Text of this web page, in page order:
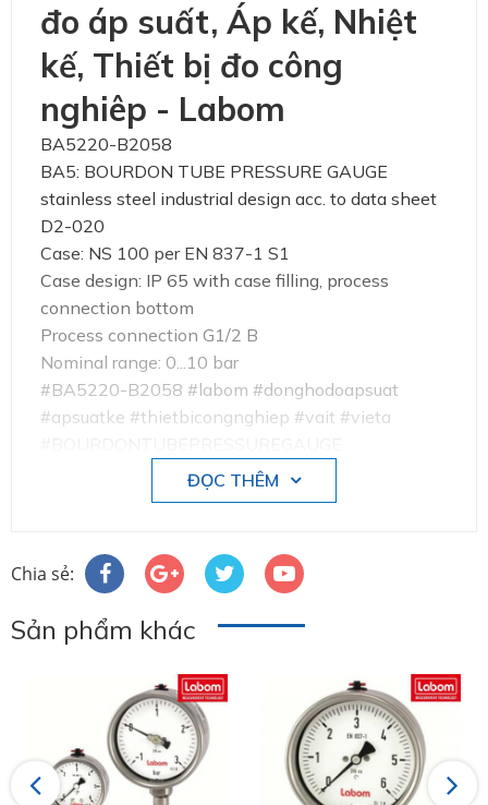
đo áp suất, Áp kế, Nhiệt
kế, Thiết bị đo công
nghiêp - Labom
BA5220-B2058
BA5: BOURDON TUBE PRESSURE GAUGE
stainless steel industrial design acc. to data sheet
D2-020
Case: NS 100 per EN 837-1 S1
Case design: IP 65 with case filling, process
connection bottom
Process connection G1/2 B
Nominal range: 0...10 bar
#BA5220-B2058 #labom #donghodoapsuat
#apsuatke #thietbicongnghiep #vait #vieta
Labom chuyên sản xuất và phân phối thiết bị
đo công nghiệp tại Đức .
Việt Á đã tin chọn phân phối sản phẩm
Labom tại Việt Nam trong lĩnh vực đo
lương, kiểm soát áp suất như:
+ Đồng hồ đo áp suất
ĐỌC THÊM
Chia sẻ:
Sản phẩm khác
Previous Next